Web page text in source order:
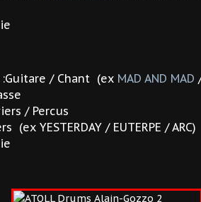
:Guitare / Chant (ex MAD AND MAD
/ Percus
(ex YESTERDAY / EUTERPE / ARC)